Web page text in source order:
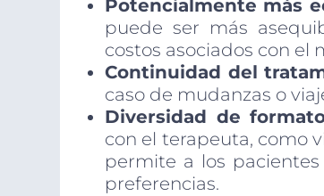
Potencialmente más
puede ser más
costos asociados con el
Continuidad del
caso de mudanzas o
Diversidad de
con el terapeuta, como
permite a los
preferencias.